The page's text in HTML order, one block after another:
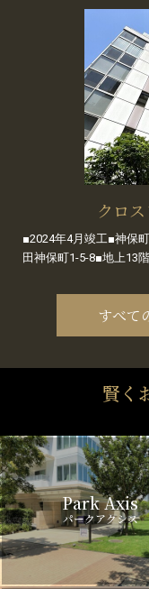
クロ
■2024年4月竣工■神保
田神保町1-5-8■地上13
すべて
賢く
Park Axis
パークアクシス